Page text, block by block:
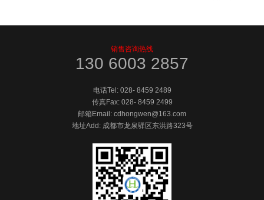
销售咨询热线
130 6003 2857
电话Tel: 028- 8459 2489
传真Fax: 028- 8459 2499
邮箱Email: cdhongwen@163.com
地址Add: 成都市龙泉驿区东洪路323号